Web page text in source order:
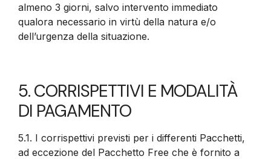
almeno 3 giorni, salvo intervento immediato
qualora necessario in virtù della natura e/o
dell’urgenza della situazione.
5. CORRISPETTIVI E MODALITÀ
DI PAGAMENTO
5.1. I corrispettivi previsti per i differenti Pacchetti,
ad eccezione del Pacchetto Free che è fornito a